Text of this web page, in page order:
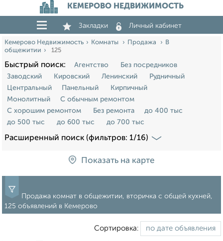
КЕМЕРОВО НЕДВИЖИМОСТЬ
Закладки Личный кабинет
Кемерово Недвижимость Комнаты Продажа
В
общежитии
125
Быстрый поиск: Агентство
Без посредников
Заводский
Кировский Ленинский
Рудничный
Центральный
Панельный
Кирпичный
Монолитный
С обычным ремонтом
С хорошим ремонтом
Без ремонта
до 400 тыс
до 500 тыс
до 600 тыс до 700 тыс
Расширенный поиск (фильтров: 1/16)
Показать на карте
Продажа комнат в общежитии, вторичка с общей кухней,
125 объявлений в Кемерово
Сортировка: